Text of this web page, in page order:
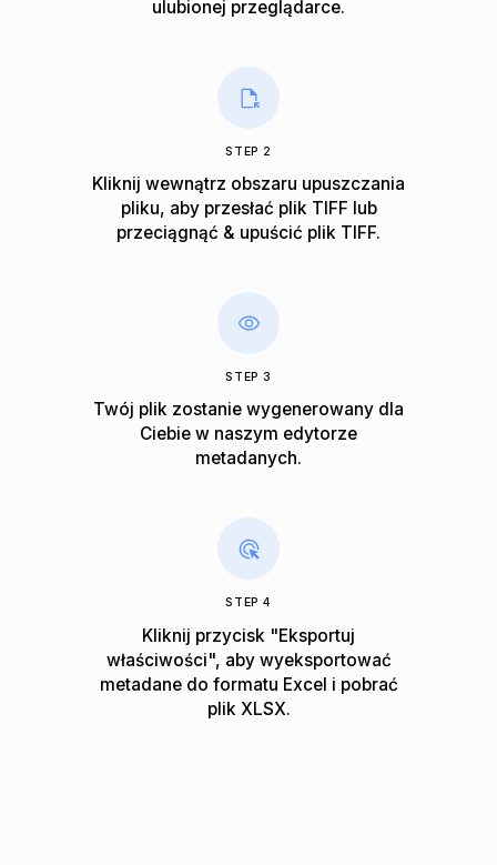
ulubionej przeglądarce.
STEP 2
Kliknij wewnątrz obszaru upuszczania
pliku, aby przesłać plik TIFF lub
przeciągnąć & upuścić plik TIFF.
STEP 3
Twój plik zostanie wygenerowany dla
Ciebie w naszym edytorze
metadanych.
STEP 4
Kliknij przycisk "Eksportuj
właściwości", aby wyeksportować
metadane do formatu Excel i pobrać
plik XLSX.